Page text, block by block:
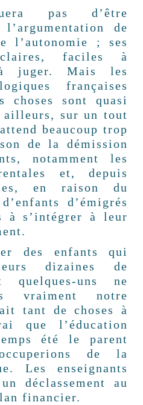
pas d’être
de
l’autonomie ; ses
faciles à
juger. Mais les
françaises
choses sont quasi
ailleurs, sur un tout
beaucoup trop
de la démission
notamment les
et, depuis
en raison du
d’émigrés
à s’intégrer à leur
des enfants qui
dizaines de
quelques-uns ne
vraiment notre
tant de choses à
l’éducation
été le parent
de la
Les enseignants
déclassement au
financier.